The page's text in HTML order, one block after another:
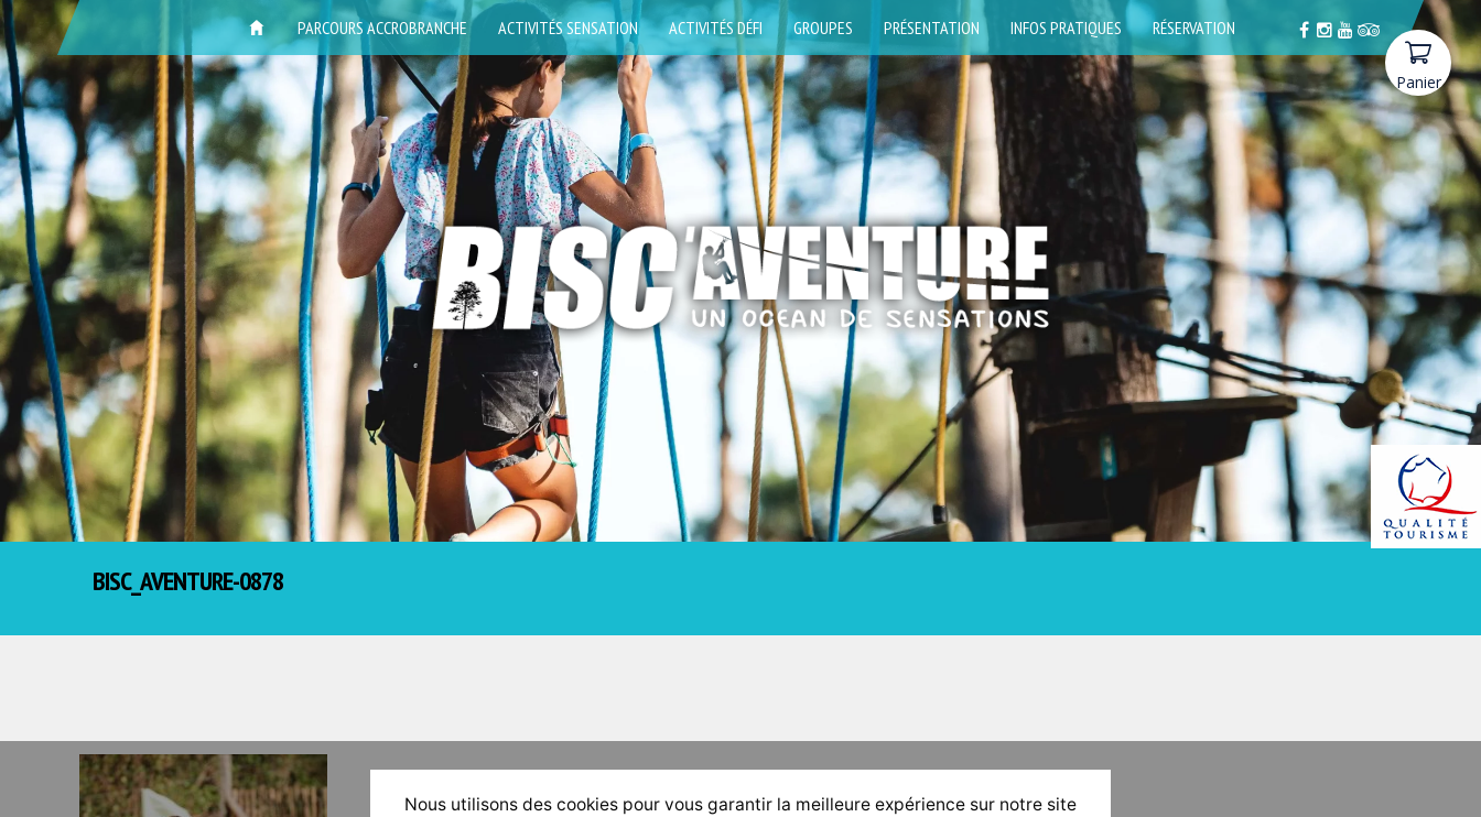
Panier
ACCUEIL PARCOURS ACCROBRANCHE ACTIVITÉS SENSATION ACTIVITÉS DÉFI GROUPES PRÉSENTATION INFOS PRATIQUES RÉSERVATION
BISC_AVENTURE-0878
Nous utilisons des cookies pour vous garantir la meilleure expérience sur notre site